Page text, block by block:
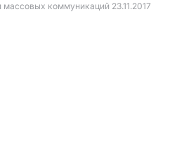
коммуникаций 23.11.2017